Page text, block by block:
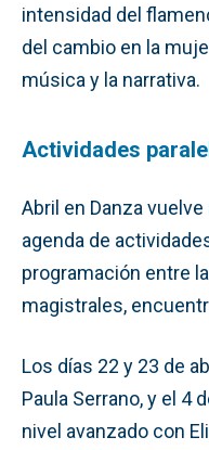
intensidad del
del cambio en la
música y la narrativa.
Actividades
Abril en Danza
agenda de
programación entre
magistrales,
Los días 22 y 23 de
Paula Serrano, y el 4
nivel avanzado con